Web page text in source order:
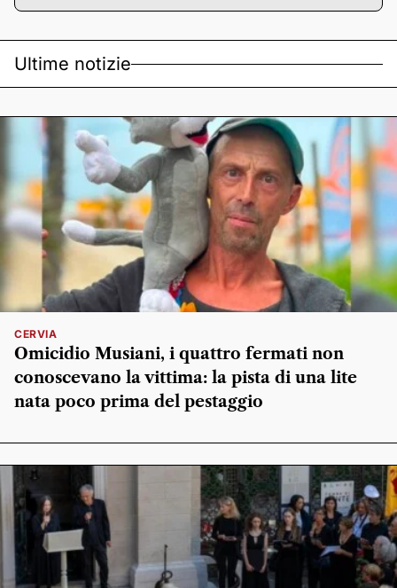
Ultime notizie
CERVIA
Omicidio Musiani, i quattro fermati non
conoscevano la vittima: la pista di una lite
nata poco prima del pestaggio